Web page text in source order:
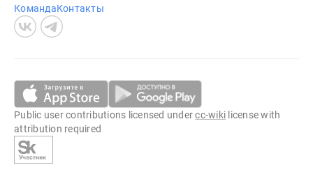
КомандаКонтакты
Public user contributions licensed undercc-wiki license with
attribution required